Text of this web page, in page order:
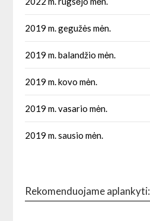
2019 m. gegužės mėn.
2019 m. balandžio mėn.
2019 m. kovo mėn.
2019 m. vasario mėn.
2019 m. sausio mėn.
Rekomenduojame aplankyti: